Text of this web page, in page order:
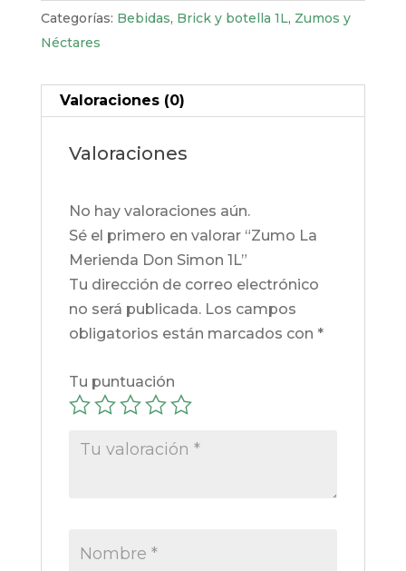
Simon
1L
Categorías: Bebidas, Brick y botella 1L, Zumos y
Néctares
Valoraciones (0)
Valoraciones
No hay valoraciones aún.
Sé el primero en valorar “Zumo La
Merienda Don Simon 1L”
Tu dirección de correo electrónico
no será publicada. Los campos
obligatorios están marcados con *
Tu puntuación